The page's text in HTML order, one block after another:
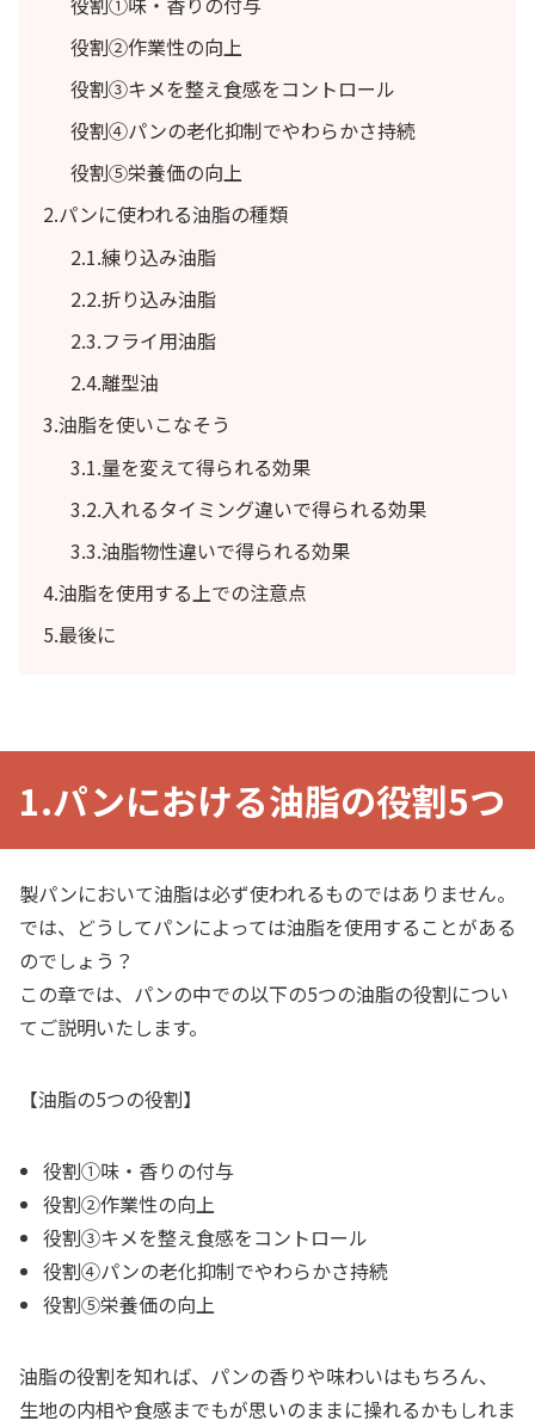
役割②作業性の向上
役割③キメを整え食感をコントロール
役割④パンの老化抑制でやわらかさ持続
役割⑤栄養価の向上
2.パンに使われる油脂の種類
2.1.練り込み油脂
2.2.折り込み油脂
2.3.フライ用油脂
2.4.離型油
3.油脂を使いこなそう
3.1.量を変えて得られる効果
3.2.入れるタイミング違いで得られる効果
3.3.油脂物性違いで得られる効果
4.油脂を使用する上での注意点
5.最後に
1.パンにおける油脂の役割5つ
製パンにおいて油脂は必ず使われるものではありません。
では、どうしてパンによっては油脂を使用することがある
のでしょう？
この章では、パンの中での以下の5つの油脂の役割につい
てご説明いたします。
【油脂の5つの役割】
役割①味・香りの付与
役割②作業性の向上
役割③キメを整え食感をコントロール
役割④パンの老化抑制でやわらかさ持続
役割⑤栄養価の向上
油脂の役割を知れば、パンの香りや味わいはもちろん、
生地の内相や食感までもが思いのままに操れるかもしれま